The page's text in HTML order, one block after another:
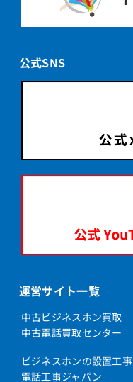
公式SNS
運営サイト一覧
中古ビジネスホン買取
中古電話買取センター
ビジネスホンの設置工事
電話工事ジャパン